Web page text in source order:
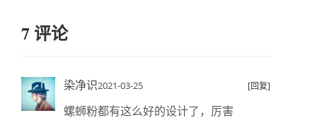
7 评论
染净识2021-03-25 [回复]
螺蛳粉都有这么好的设计了，厉害